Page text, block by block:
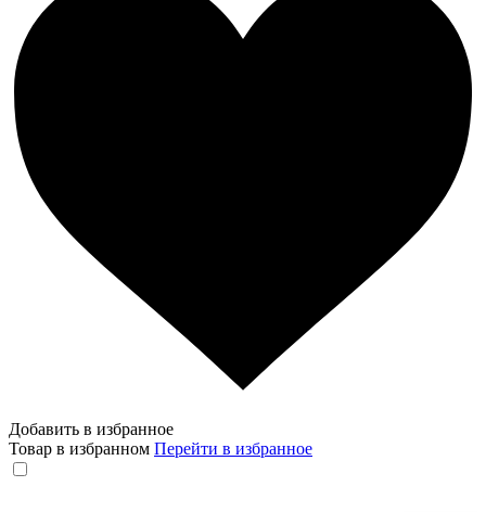
Добавить в избранное
Товар в избранном Перейти в избранное